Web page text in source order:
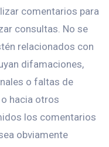
comentarios para
consultas. No se
relacionados con
difamaciones,
o faltas de
hacia otros
los comentarios
obviamente